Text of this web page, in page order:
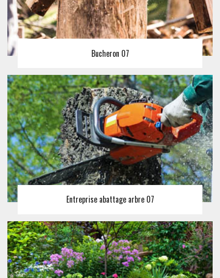
Bucheron 07
Entreprise abattage arbre 07